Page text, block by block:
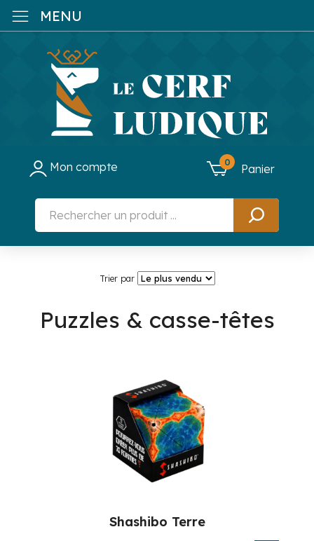
MENU
Mon compte 0 Panier
Trier par
Puzzles & casse-têtes
Shashibo Terre